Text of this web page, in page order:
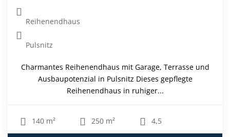
Reihenendhaus
Pulsnitz
Charmantes Reihenendhaus mit Garage, Terrasse und
Ausbaupotenzial in Pulsnitz Dieses gepflegte
Reihenendhaus in ruhiger...
140 m² 250 m² 4,5